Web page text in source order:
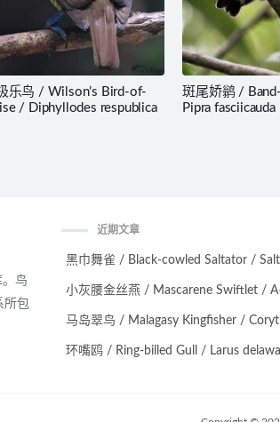
乐鸟 / Wilson’s Bird-of-
/ Diphyllodes respublica
斑尾娇鹟 /
Pipra fasciicauda
鸟
所包
近期文章
黑巾舞雀 / Black-cowled Saltator /
小灰腰金丝燕 / Mascarene Swiftlet /
马岛翠鸟 / Malagasy Kingfisher /
环嘴鸥 / Ring-billed Gull / Larus